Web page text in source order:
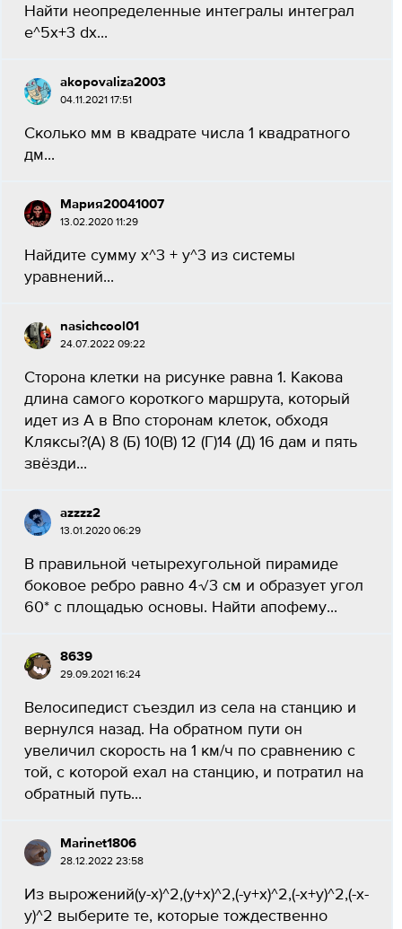
Найти неопределенные интегралы интеграл
e^5x+3 dx...
akopovaliza2003
04.11.2021 17:51
Сколько мм в квадрате числа 1 квадратного
дм...
Мария20041007
13.02.2020 11:29
Найдите сумму х^3 + у^3 из системы
уравнений...
nasichcool01
24.07.2022 09:22
Сторона клетки на рисунке равна 1. Какова
длина самого короткого маршрута, который
идет из А в Впо сторонам клеток, обходя
Кляксы?(А) 8 (Б) 10(В) 12 (Г)14 (Д) 16 дам и пять
звёзди...
azzzz2
13.01.2020 06:29
В правильной четырехугольной пирамиде
боковое ребро равно 4√3 см и образует угол
60* с площадью основы. Найти апофему...
8639
29.09.2021 16:24
Велосипедист съездил из села на станцию и
вернулся назад. На обратном пути он
увеличил скорость на 1 км/ч по сравнению с
той, с которой ехал на станцию, и потратил на
обратный путь...
Marinet1806
28.12.2022 23:58
Из вырожений(y-x)^2,(y+x)^2,(-y+x)^2,(-x+y)^2,(-x-
y)^2 выберите те, которые тождественно